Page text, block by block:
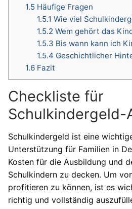
1.5Häufige Fragen
1.5.1 Wie viel
1.5.2 Wem gehört das
1.5.3 Bis wann kann ich
1.5.4 Geschichtlicher
1.6Fazit
Checkliste für
Schulkindergeld-
Schulkindergeld ist eine
Unterstützung für Familien in
Kosten für die Ausbildung und
Schulkindern zu decken. Um
profitieren zu können, ist es
richtig und vollständig